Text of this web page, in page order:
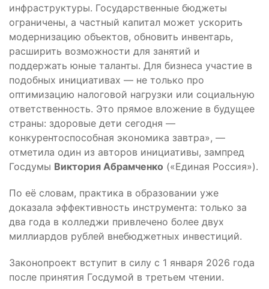
инфраструктуры. Государственные бюджеты
ограничены, а частный капитал может ускорить
модернизацию объектов, обновить инвентарь,
расширить возможности для занятий и
поддержать юные таланты. Для бизнеса участие в
подобных инициативах — не только про
оптимизацию налоговой нагрузки или социальную
ответственность. Это прямое вложение в будущее
страны: здоровые дети сегодня —
конкурентоспособная экономика завтра», —
отметила один из авторов инициативы, зампред
Госдумы Виктория Абрамченко («Единая Россия»).
По её словам, практика в образовании уже
доказала эффективность инструмента: только за
два года в колледжи привлечено более двух
миллиардов рублей внебюджетных инвестиций.
Законопроект вступит в силу с 1 января 2026 года
после принятия Госдумой в третьем чтении.